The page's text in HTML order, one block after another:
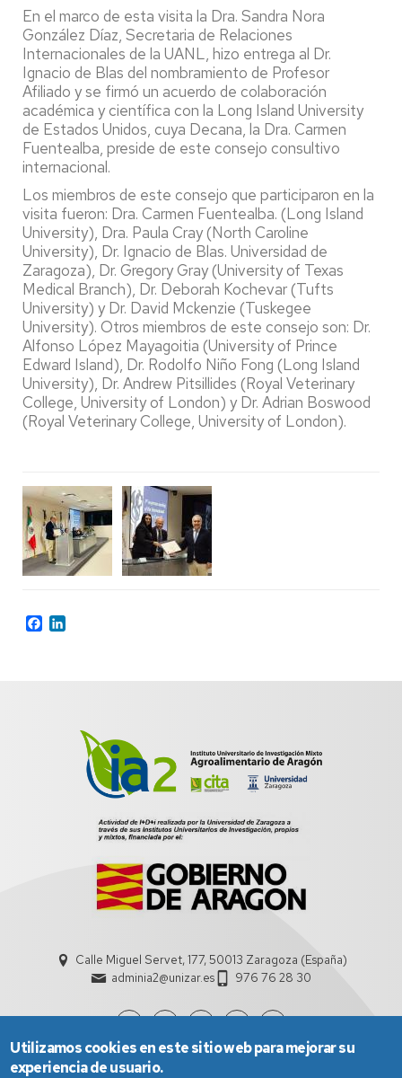
En el marco de esta visita la Dra. Sandra Nora
González Díaz, Secretaria de Relaciones
Internacionales de la UANL, hizo entrega al Dr.
Ignacio de Blas del nombramiento de Profesor
Afiliado y se firmó un acuerdo de colaboración
académica y científica con la Long Island University
de Estados Unidos, cuya Decana, la Dra. Carmen
Fuentealba, preside de este consejo consultivo
internacional.
Los miembros de este consejo que participaron en la
visita fueron: Dra. Carmen Fuentealba. (Long Island
University), Dra. Paula Cray (North Caroline
University), Dr. Ignacio de Blas. Universidad de
Zaragoza), Dr. Gregory Gray (University of Texas
Medical Branch), Dr. Deborah Kochevar (Tufts
University) y Dr. David Mckenzie (Tuskegee
University). Otros miembros de este consejo son: Dr.
Alfonso López Mayagoitia (University of Prince
Edward Island), Dr. Rodolfo Niño Fong (Long Island
University), Dr. Andrew Pitsillides (Royal Veterinary
College, University of London) y Dr. Adrian Boswood
(Royal Veterinary College, University of London).
Facebook
Calle Miguel Servet, 177, 50013 Zaragoza (España)
adminia2@unizar.es
976 76 28 30
Utilizamos cookies en este sitio web para mejorar su
experiencia de usuario.